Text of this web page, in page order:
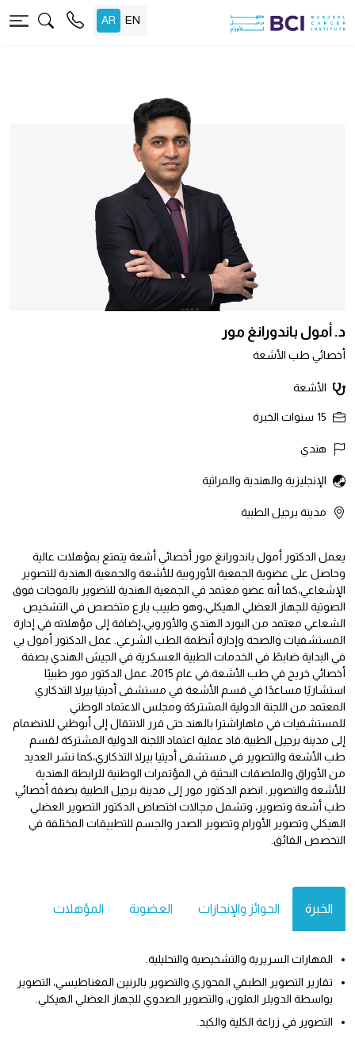
د. أمول باندورانغ مور
أخصائي طب الأشعة
الأشعة
15 سنوات الخبرة
هندي
الإنجليزية والهندية والمراثية
مدينة برجيل الطبية
يعمل الدكتور أمول باندورانغ مور أخصائي أشعة يتمتع بمؤهلات عالية
وحاصل على عضوية الجمعية الأوروبية للأشعة والجمعية الهندية للتصوير
الإشعاعي،كما أنه عضو معتمد في الجمعية الهندية للتصوير بالموجات فوق
الصوتية للجهاز العضلي الهيكلي،وهو طبيب بارع متخصص في التشخيص
الشعاعي معتمد من البورد الهندي والأوروبي،إضافة إلى مؤهلاته في إدارة
المستشفيات والصحة وإدارة أنظمة الطب الشرعي. عمل الدكتور أمول بي
في البداية ضابطً في الخدمات الطبية العسكرية في الجيش الهندي بصفة
أخصائي خريج في طب الأشعة.في عام 2015، عمل الدكتور مور طبيبًا
استشاريًا مساعدًا في قسم الأشعة في مستشفى أديتيا بيرلا التذكاري
المعتمد من اللجنة الدولية المشتركة ومجلس الاعتماد الوطني
للمستشفيات في ماهاراشترا بالهند حتى قرر الانتقال إلى أبوظبي للانضمام
إلى مدينة برجيل الطبية.قاد عملية اعتماد اللجنة الدولية المشتركة لقسم
طب الأشعة والتصوير في مستشفى أديتيا بيرلا التذكاري،كما نشر العديد
من الأوراق والملصقات البحثية في المؤتمرات الوطنية للرابطة الهندية
للأشعة والتصوير. انضم الدكتور مور إلى مدينة برجيل الطبية بصفة أخصائي
طب أشعة وتصوير، وتشمل مجالات اختصاص الدكتور التصوير العضلي
الهيكلي وتصوير الأورام وتصوير الصدر والجسم للتطبيقات المختلفة في
التخصص الفائق.
الخبرة الجوائز والإنجازات العضوية المؤهلات
المهارات السريرية والتشخيصية والتحليلية.
تقارير التصوير الطبقي المحوري والتصوير بالرنين المغناطيسي، التصوير
بواسطة الدوبلر الملون، والتصوير الصدوي للجهاز العضلي الهيكلي.
التصوير في زراعة الكلية والكبد.